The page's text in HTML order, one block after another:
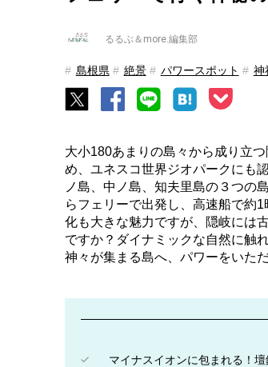
るるぶ＆more.編集部
島根県 絶景 パワースポット 神
大小180あまりの島々から成り立
め、ユネスコ世界ジオパークにも
ノ島、中ノ島、知夫里島の３つの
らフェリーで出発し、高速船で約
化も大きな魅力ですが、隠岐には
ですか？ダイナミックな自然に触
神々が集まる島へ、パワーをいた
マイナスイオンに包まれる！壇